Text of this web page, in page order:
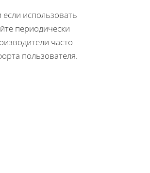
использовать
периодически
часто
пользователя.